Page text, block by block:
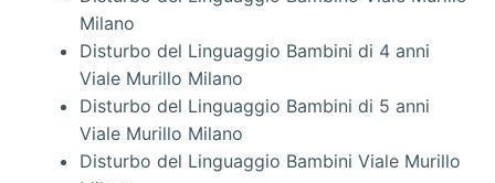
Milano
Disturbo del Linguaggio Bambini di 4 anni
Viale Murillo Milano
Disturbo del Linguaggio Bambini di 5 anni
Viale Murillo Milano
Disturbo del Linguaggio Bambini Viale Murillo